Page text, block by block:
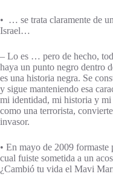
• … se trata claramente de
Israel…
– Lo es … pero de hecho,
haya un punto negro dentro
es una historia negra. Se
y sigue manteniendo esa
mi identidad, mi historia y mi
como una terrorista,
invasor.
• En mayo de 2009
cual fuiste sometida a un
¿Cambió tu vida el Mavi